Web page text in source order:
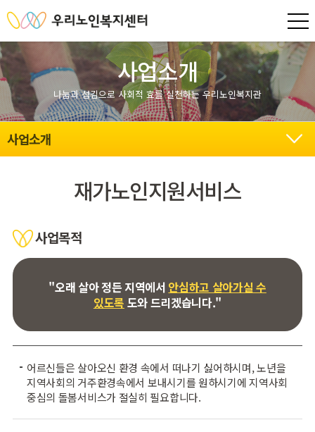
사업소개
나눔과 섬김으로 사회적 효를 실천하는 우리노인복지관
사업소개
재가노인지원서비스
사업목적
"오래 살아 정든 지역에서 안심하고 살아가실 수
있도록 도와 드리겠습니다."
어르신들은 살아오신 환경 속에서 떠나기 싫어하시며, 노년을
지역사회의 거주환경속에서 보내시기를 원하시기에 지역사회
중심의 돌봄서비스가 절실히 필요합니다.